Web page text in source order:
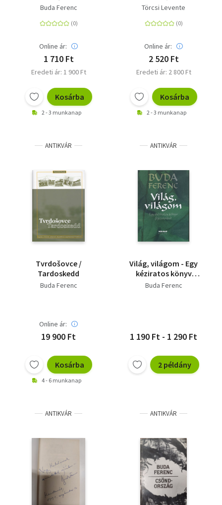
Buda Ferenc
Online ár:
1 710 Ft
Eredeti ár: 1 900 Ft
Kosárba
2 - 3 munkanap
antológia
Törcsi Levente
Online ár:
2 520 Ft
Eredeti ár: 2 800 Ft
Kosárba
2 - 3 munkanap
ANTIKVÁR
Tvrdošovce /
Tardoskedd
Buda Ferenc
Online ár:
19 900 Ft
Kosárba
4 - 6 munkanap
ANTIKVÁR
Világ, világom - Egy
kéziratos könyv
fejezeteiből
Buda Ferenc
1 190 Ft - 1 290 Ft
2 példány
ANTIKVÁR ANTIKVÁR